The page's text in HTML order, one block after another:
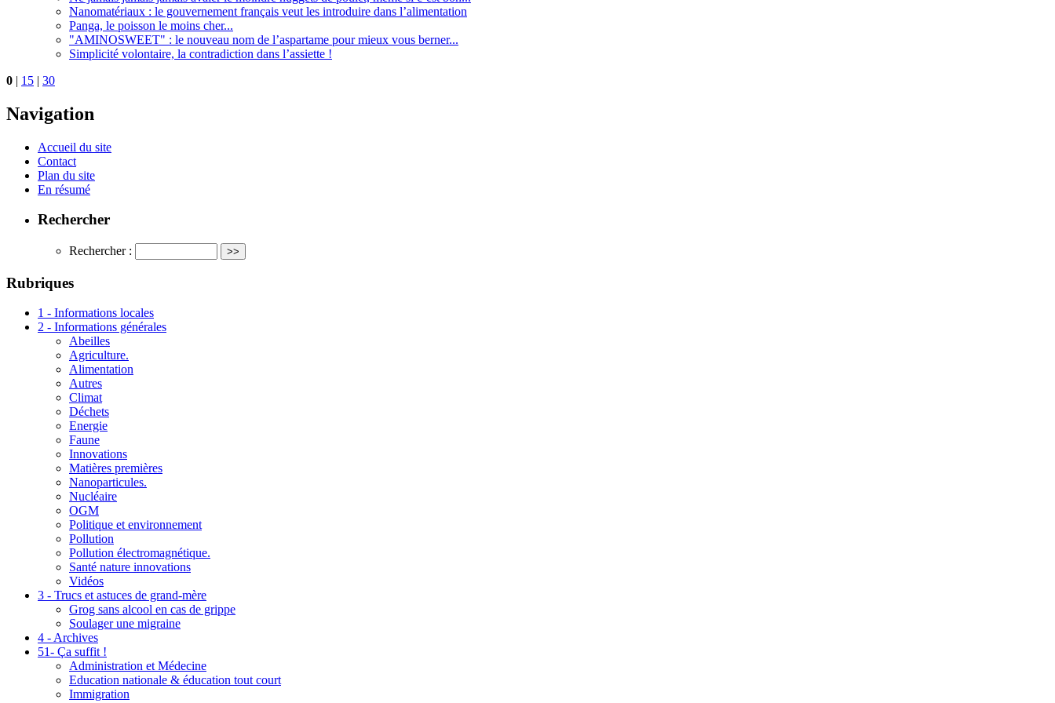
Nanomatériaux : le gouvernement français veut les introduire dans l’alimentation
Panga, le poisson le moins cher...
"AMINOSWEET" : le nouveau nom de l’aspartame pour mieux vous berner...
Simplicité volontaire, la contradiction dans l’assiette !
0 | 15 | 30
Navigation
Accueil du site
Contact
Plan du site
En résumé
Rechercher
Rechercher :
Rubriques
1 - Informations locales
2 - Informations générales
Abeilles
Agriculture.
Alimentation
Autres
Climat
Déchets
Energie
Faune
Innovations
Matières premières
Nanoparticules.
Nucléaire
OGM
Politique et environnement
Pollution
Pollution électromagnétique.
Santé nature innovations
Vidéos
3 - Trucs et astuces de grand-mère
Grog sans alcool en cas de grippe
Soulager une migraine
4 - Archives
51- Ça suffit !
Administration et Médecine
Education nationale & éducation tout court
Immigration